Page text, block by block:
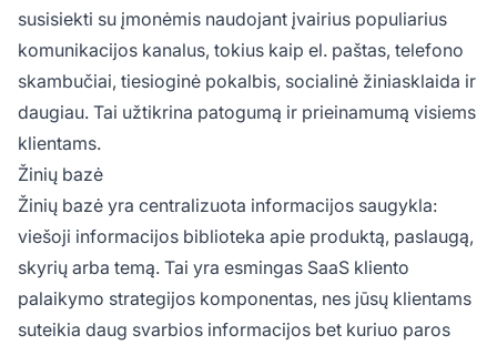
susisiekti su įmonėmis naudojant įvairius populiarius
komunikacijos kanalus, tokius kaip el. paštas, telefono
skambučiai, tiesioginė pokalbis, socialinė žiniasklaida ir
daugiau. Tai užtikrina patogumą ir prieinamumą visiems
klientams.
Žinių bazė
Žinių bazė yra centralizuota informacijos saugykla:
viešoji informacijos biblioteka apie produktą, paslaugą,
skyrių arba temą. Tai yra esmingas SaaS kliento
palaikymo strategijos komponentas, nes jūsų klientams
suteikia daug svarbios informacijos bet kuriuo paros